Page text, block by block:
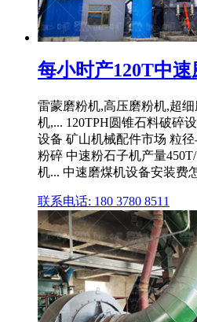
每小时产120T中速
雷蒙磨粉机,高压磨粉机,超
机,... 120TPH圆锥石料破碎
设备 矿山机械配件市场 粒
粉碎 中速粉石子机产量
机... 中速磨煤机设备安装费
联系电话: 180 3780 8511